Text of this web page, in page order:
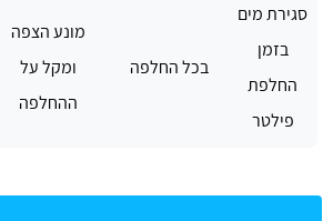
סגירת מים
בזמן
החלפת
פילטר
בכל החלפה
מונע הצפה
ומקל על
ההחלפה